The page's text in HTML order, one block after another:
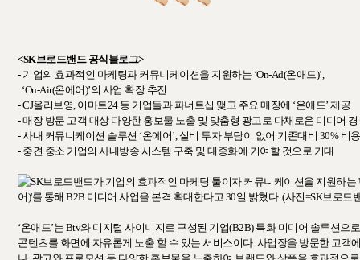
<SK브로드밴드 공식블로그>
- 기업의 효과적인 마케팅과 커뮤니케이션을 지원하는 ‘On-Ad(온애드)’,
‘On-Air(온에어)’의 사업 확장 추진
- CJ올리브영, 이마트24 등 기업들과 파너트십 맺고 주요 매장에 ‘온애드’ 제공
- 매장 방문 고객 대상 다양한 홍보물 노출 및 맞춤형 광고로 다채로운 미디어
- 사내 커뮤니케이션 솔루션 ‘온에어’, 설비 투자 부담이 없어 기존대비 30% 비
- 중견∙중소 기업의 사내방송 시스템 구축 및 대중화에 기여할 것으로 기대
‘온애드’는 Btv와 디지털 사이니지로 구성된 기업(B2B) 특화 미디어 솔루션으
콘텐츠를 화면에 자유롭게 노출 할 수 있는 서비스이다. 사업장을 방문한 고객